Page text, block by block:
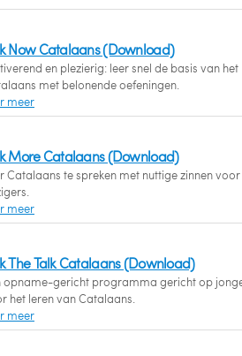
Now Catalaans (Download)
en plezierig: leer snel de basis van het
met belonende oefeningen.
meer
More Catalaans (Download)
Catalaans te spreken met nuttige zinnen voor
meer
The Talk Catalaans (Download)
opname-gericht programma gericht op
het leren van Catalaans.
meer